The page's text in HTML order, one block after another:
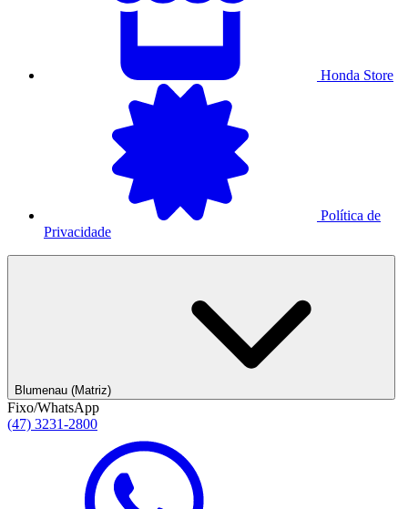
Honda Store
Política de
Privacidade
Blumenau (Matriz)
Fixo/WhatsApp
(47) 3231-2800